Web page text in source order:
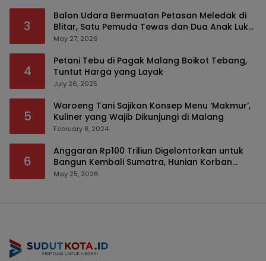
3
Balon Udara Bermuatan Petasan Meledak di
Blitar, Satu Pemuda Tewas dan Dua Anak Luka
Serius
May 27, 2026
4
Petani Tebu di Pagak Malang Boikot Tebang,
Tuntut Harga yang Layak
July 26, 2025
5
Waroeng Tani Sajikan Konsep Menu ‘Makmur’,
Kuliner yang Wajib Dikunjungi di Malang
February 8, 2024
6
Anggaran Rp100 Triliun Digelontorkan untuk
Bangun Kembali Sumatra, Hunian Korban
Bencana Bakal Difokuskan
May 25, 2026